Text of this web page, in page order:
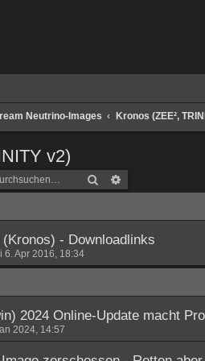
Neutrino-Images Kronos (ZEE²,
v2)
Suche
- Downloadlinks
6. Apr 2016, 18:34
2024 Online-Update macht
2024, 14:57